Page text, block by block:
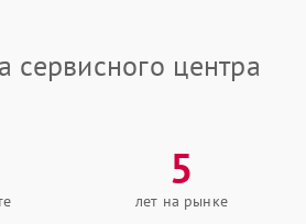
сервисного центра
5
лет на рынке